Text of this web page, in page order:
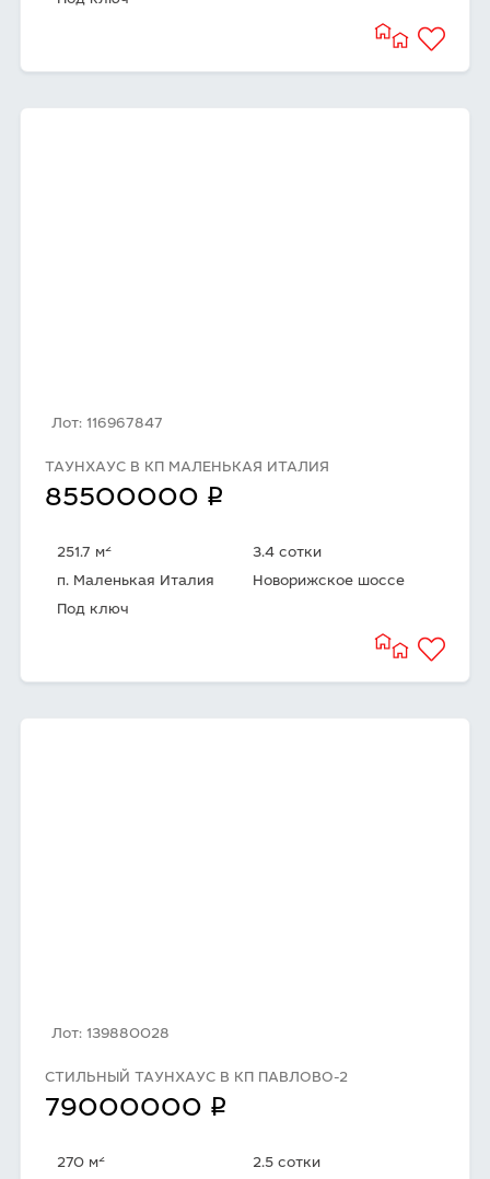
Лот: 116967847
ТАУНХАУС В КП МАЛЕНЬКАЯ ИТАЛИЯ
85500000 q
251.7 м2
3.4 сотки
п. Маленькая Италия
Новорижское шоссе
Под ключ
Лот: 139880028
СТИЛЬНЫЙ ТАУНХАУС В КП ПАВЛОВО-2
79000000 q
270 м2
2.5 сотки